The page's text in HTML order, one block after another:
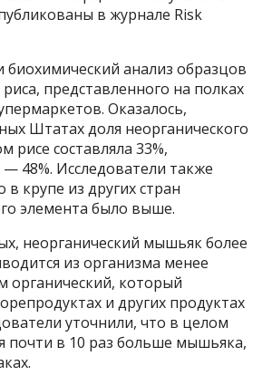
в журнале Risk
анализ образцов
представленного на полках
Оказалось,
Штатах доля неорганического
рисе составляла 33%,
48%. Исследователи также
крупе из других стран
элемента было выше.
неорганический мышьяк более
из организма менее
органический, который
и других продуктах
уточнили, что в целом
почти в 10 раз больше мышьяка,